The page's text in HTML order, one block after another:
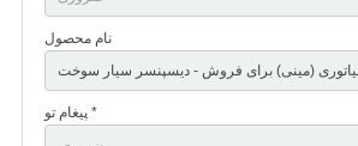
نام محصول
پیغام تو *